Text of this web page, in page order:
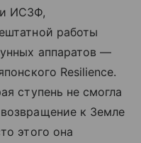
ИСЗФ,
работы
аппаратов —
Resilience.
ступень не смогла
к Земле
этого она